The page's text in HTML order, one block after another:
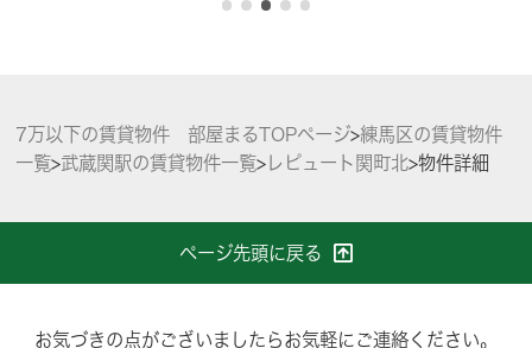
7万以下の賃貸物件 部屋まるTOPページ>練馬区の賃貸物件
一覧>武蔵関駅の賃貸物件一覧>レピュート関町北>物件詳細
ページ先頭に戻る
お気づきの点がございましたらお気軽にご連絡ください。